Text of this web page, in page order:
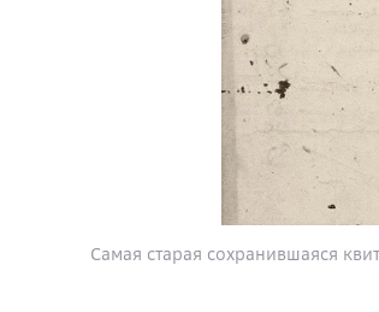
Cамая старая сохранившаяся